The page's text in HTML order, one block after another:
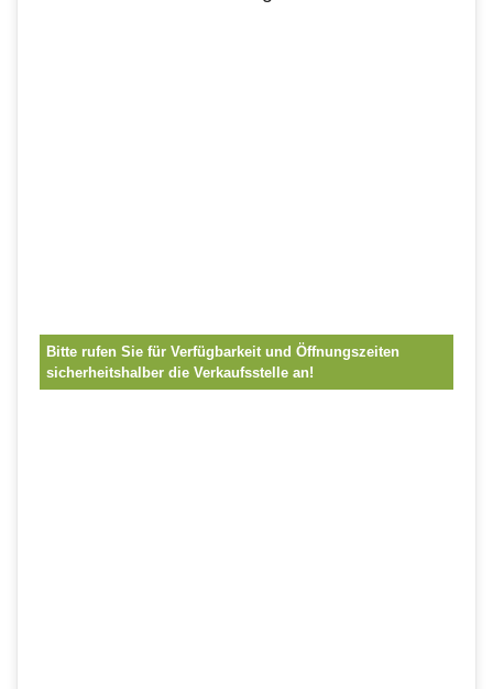
Bitte rufen Sie für Verfügbarkeit und Öffnungszeiten
sicherheitshalber die Verkaufsstelle an!